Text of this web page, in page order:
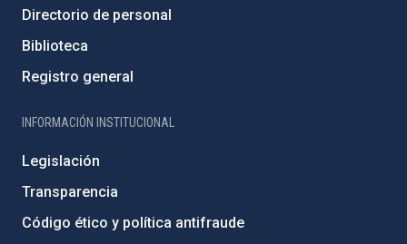
Directorio de personal
Biblioteca
Registro general
INFORMACIÓN INSTITUCIONAL
Legislación
Transparencia
Código ético y política antifraude